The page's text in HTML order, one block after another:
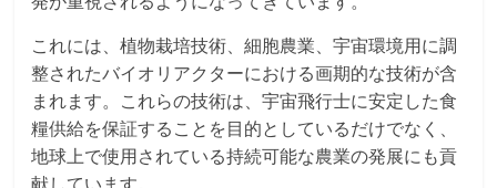
これには、植物栽培技術、細胞農業、宇宙環境用に調
整されたバイオリアクターにおける画期的な技術が含
まれます。これらの技術は、宇宙飛行士に安定した食
糧供給を保証することを目的としているだけでなく、
地球上で使用されている持続可能な農業の発展にも貢